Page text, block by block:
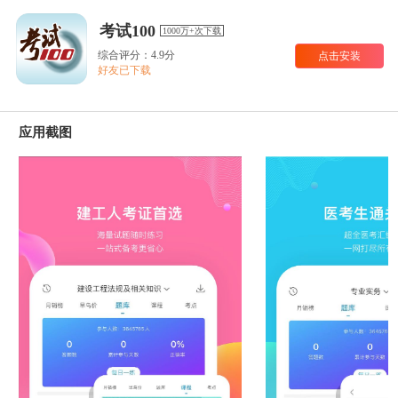
考试100 1000万+次下载
综合评分：4.9分
好友已下载
点击安装
应用截图